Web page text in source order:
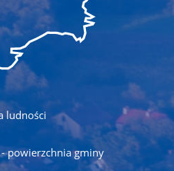
ludności
- powierzchnia gminy